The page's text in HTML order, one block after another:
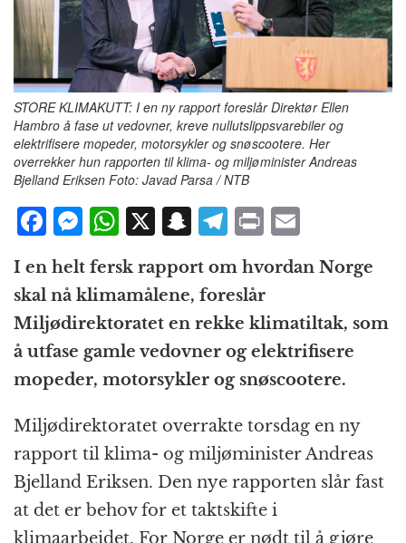
STORE KLIMAKUTT: I en ny rapport foreslår Direktør Ellen
Hambro å fase ut vedovner, kreve nullutslippsvarebiler og
elektrifisere mopeder, motorsykler og snøscootere. Her
overrekker hun rapporten til klima- og miljøminister Andreas
Bjelland Eriksen Foto: Javad Parsa / NTB
F
a
c
e
b
o
o
k
M
e
ss
e
n
g
e
r
W
h
at
s
A
p
p
X S
a
p
c
h
at
T
el
e
g
r
a
m
P
ri
n
t
m
ai
l
I en helt fersk rapport om hvordan Norge
skal nå klimamålene, foreslår
Miljødirektoratet en rekke klimatiltak, som
å utfase gamle vedovner og elektrifisere
mopeder, motorsykler og snøscootere.
Miljødirektoratet overrakte torsdag en ny
rapport til klima- og miljøminister Andreas
Bjelland Eriksen. Den nye rapporten slår fast
at det er behov for et taktskifte i
klimaarbeidet. For Norge er nødt til å gjøre